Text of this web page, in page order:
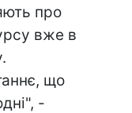
про
вже в
що
-